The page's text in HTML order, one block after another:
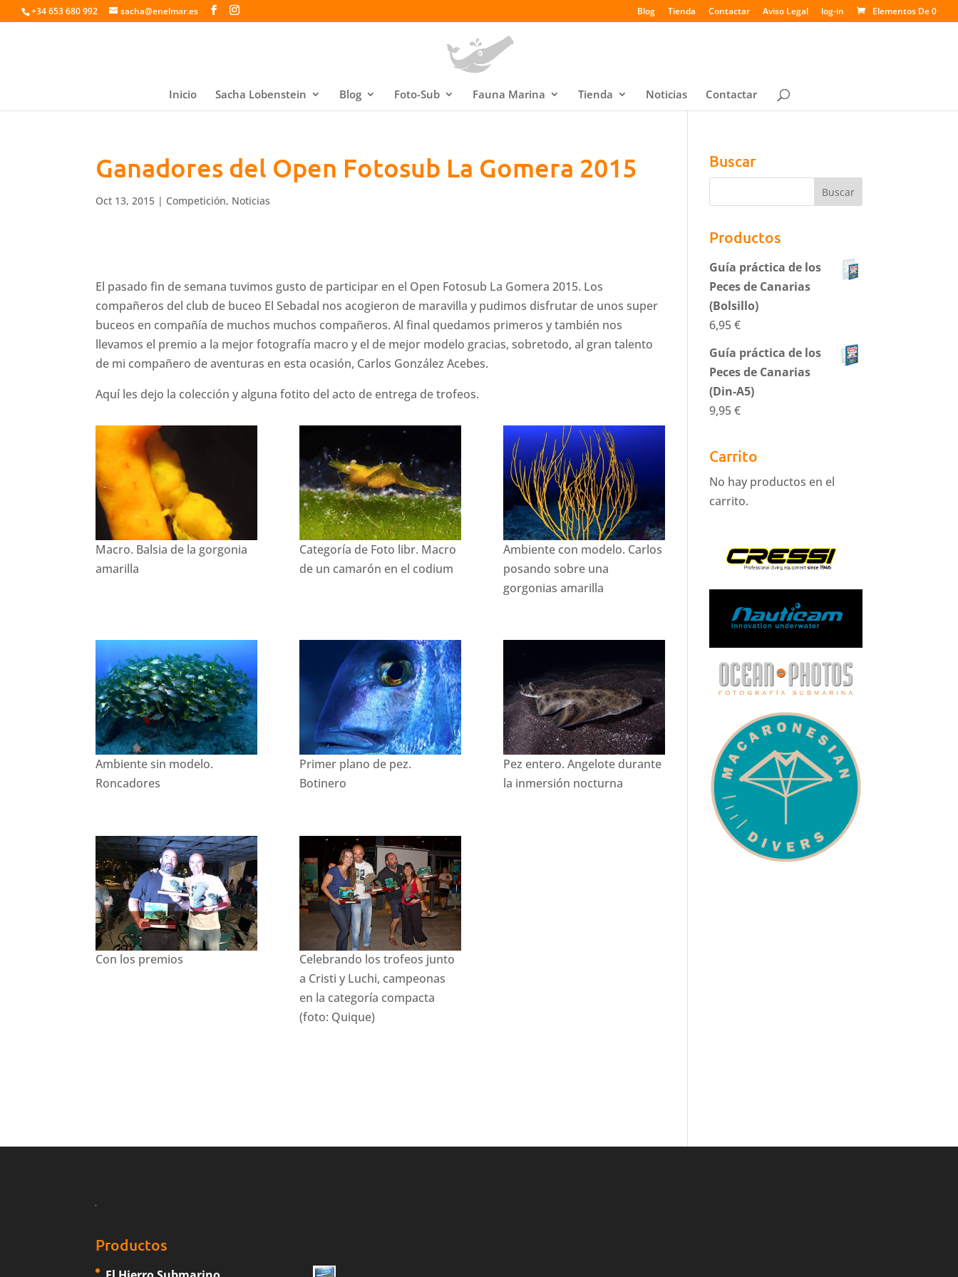
+34 653 680 992 sacha@enelmar.es Blog Tienda Contactar Aviso Legal log-in Elementos De 0
Inicio Sacha Lobenstein Blog Foto-Sub Fauna Marina Tienda Noticias Contactar
Ganadores del Open Fotosub La Gomera 2015
Oct 13, 2015 | Competición, Noticias
El pasado fin de semana tuvimos gusto de participar en el Open Fotosub La Gomera 2015. Los
compañeros del club de buceo El Sebadal nos acogieron de maravilla y pudimos disfrutar de unos super
buceos en compañía de muchos muchos compañeros. Al final quedamos primeros y también nos
llevamos el premio a la mejor fotografía macro y el de mejor modelo gracias, sobretodo, al gran talento
de mi compañero de aventuras en esta ocasión, Carlos González Acebes.
Aquí les dejo la colección y alguna fotito del acto de entrega de trofeos.
Macro. Balsia de la gorgonia
amarilla
Categoría de Foto libr. Macro
de un camarón en el codium
Ambiente con modelo. Carlos
posando sobre una
gorgonias amarilla
Ambiente sin modelo.
Roncadores
Primer plano de pez.
Botinero
Pez entero. Angelote durante
la inmersión nocturna
Con los premios
Celebrando los trofeos junto
a Cristi y Luchi, campeonas
en la categoría compacta
(foto: Quique)
Buscar
Productos
Guía práctica de los
Peces de Canarias
(Bolsillo)
6,95€
Guía práctica de los
Peces de Canarias
(Din-A5)
9,95€
Carrito
No hay productos en el
carrito.
Productos